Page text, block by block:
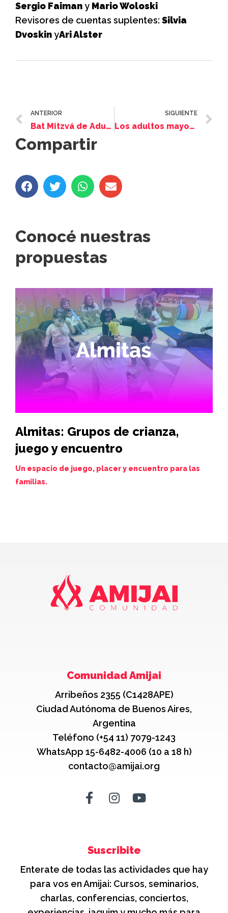
Sergio Faimany Mario Woloski
Revisores de cuentas suplentes: Silvia
DvoskinyAri Alster
ANTERIOR
Bat Mitzvá de Adultas. Una búsqueda de crecimiento espiritual
SIGUIENTE
Los adultos mayores de Amijai participaron de Usina Senior
Compartir
Conocé nuestras
propuestas
Almitas: Grupos de crianza,
juego y encuentro
Un espacio de juego, placer y encuentro para las
familias.
Comunidad Amijai
Arribeños 2355 (C1428APE)
Ciudad Autónoma de Buenos Aires,
Argentina
Teléfono (+54 11) 7079-1243
WhatsApp 15-6482-4006 (10 a 18 h)
contacto@amijai.org
Suscribite
Enterate de todas las actividades que hay
para vos en Amijai: Cursos, seminarios,
charlas, conferencias, conciertos,